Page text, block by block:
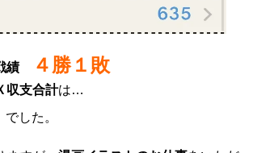
績 ４勝１敗
収支合計は…
でした。